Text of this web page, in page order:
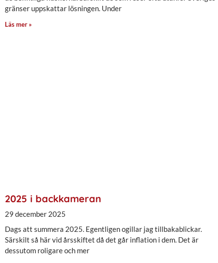
gränser uppskattar lösningen. Under
Läs mer »
2025 i backkameran
29 december 2025
Dags att summera 2025. Egentligen ogillar jag tillbakablickar.
Särskilt så här vid årsskiftet då det går inflation i dem. Det är
dessutom roligare och mer